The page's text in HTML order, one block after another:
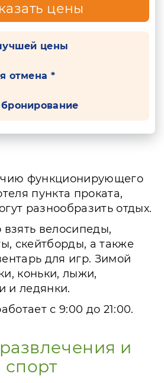
цены
цены
отмена *
функционирующего
пункта проката,
разнообразить отдых.
велосипеды,
скейтборды, а также
для игр. Зимой
коньки, лыжи,
и ледянки.
с 9:00 до 21:00.
и
спорт